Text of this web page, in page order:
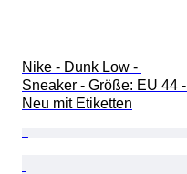
Nike - Dunk Low -
Sneaker - Größe: EU 44 -
Neu mit Etiketten